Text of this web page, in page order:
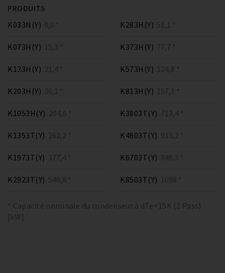
PRODUITS
K033N(Y) 8,0 *
K073H(Y) 15,3 *
K123H(Y) 21,4 *
K203H(Y) 36,1 *
K283H(Y) 51,1 *
K373H(Y) 77,7 *
K573H(Y) 124,8 *
K813H(Y) 157,1 *
K1053H(Y) 204,6 *
K1353T(Y) 262,2 *
K1973T(Y) 377,4 *
K2923T(Y) 540,8 *
K3803T(Y) 713,4 *
K4803T(Y) 913,2 *
K6703T(Y) 846.3 *
K8503T(Y) 1098 *
* Capacité nominale du condenseur à dTe=15K (2 Pass)
[kW]